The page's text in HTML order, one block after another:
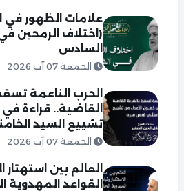
علامات الظهور في
(اختلاف الرمحين
السادس
الجمعة 07 آب 2026
الحرب الناعمة
القاضية.. قراءة
تشييع السيد
الجمعة 07 آب 2026
العالم بين استهتار
القواعد